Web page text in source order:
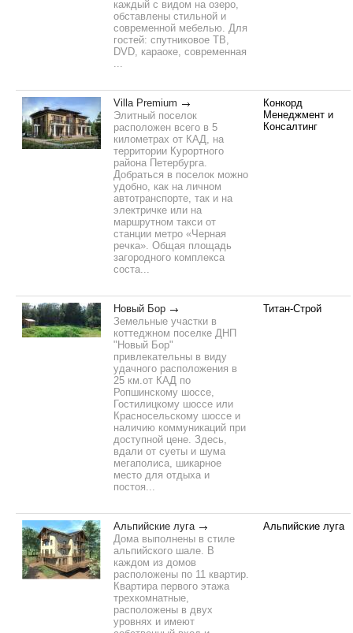
каждый с видом на озеро,
обставлены стильной и
современной мебелью. Для
гостей: спутниковое ТВ,
DVD, караоке, современная
...
Villa Premium
Элитный поселок
расположен всего в 5
километрах от КАД, на
территории Курортного
района Петербурга.
Добраться в поселок можно
удобно, как на личном
автотранспорте, так и на
электричке или на
маршрутном такси от
станции метро «Черная
речка». Общая площадь
загородного комплекса
соста...
Конкорд
Менеджмент и
Консалтинг
Новый Бор
Земельные участки в
коттеджном поселке ДНП
"Новый Бор"
привлекательны в виду
удачного расположения в
25 км.от КАД по
Ропшинскому шоссе,
Гостилицкому шоссе или
Красносельскому шоссе и
наличию коммуникаций при
доступной цене. Здесь,
вдали от суеты и шума
мегаполиса, шикарное
место для отдыха и
постоя...
Титан-Строй
Альпийские луга
Дома выполнены в стиле
альпийского шале. В
каждом из домов
расположены по 11 квартир.
Квартира первого этажа
трехкомнатные,
расположены в двух
уровнях и имеют
Альпийские луга